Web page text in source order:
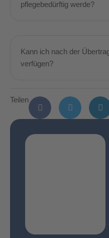
pflegebedürftig werde?
Kann ich nach der
verfügen?
Teilen